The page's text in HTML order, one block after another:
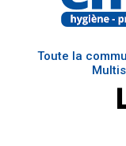
Toute la